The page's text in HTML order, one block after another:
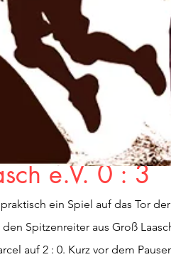
Rehasport Boxen
Zachun /
e.V. 0 : 3
ein Spiel auf das Tor
Spitzenreiter aus Groß
auf 2 : 0. Kurz vor dem